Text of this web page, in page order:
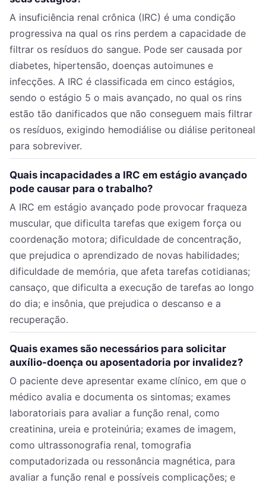
A insuficiência renal crônica (IRC) é uma condição
progressiva na qual os rins perdem a capacidade de
filtrar os resíduos do sangue. Pode ser causada por
diabetes, hipertensão, doenças autoimunes e
infecções. A IRC é classificada em cinco estágios,
sendo o estágio 5 o mais avançado, no qual os rins
estão tão danificados que não conseguem mais filtrar
os resíduos, exigindo hemodiálise ou diálise peritoneal
para sobreviver.
Quais incapacidades a IRC em estágio avançado
pode causar para o trabalho?
A IRC em estágio avançado pode provocar fraqueza
muscular, que dificulta tarefas que exigem força ou
coordenação motora; dificuldade de concentração,
que prejudica o aprendizado de novas habilidades;
dificuldade de memória, que afeta tarefas cotidianas;
cansaço, que dificulta a execução de tarefas ao longo
do dia; e insônia, que prejudica o descanso e a
recuperação.
Quais exames são necessários para solicitar
auxílio-doença ou aposentadoria por invalidez?
O paciente deve apresentar exame clínico, em que o
médico avalia e documenta os sintomas; exames
laboratoriais para avaliar a função renal, como
creatinina, ureia e proteinúria; exames de imagem,
como ultrassonografia renal, tomografia
computadorizada ou ressonância magnética, para
avaliar a função renal e possíveis complicações; e